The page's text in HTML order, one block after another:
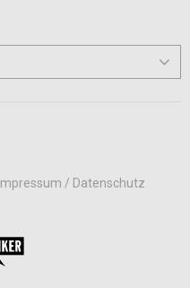
Impressum / Datenschutz